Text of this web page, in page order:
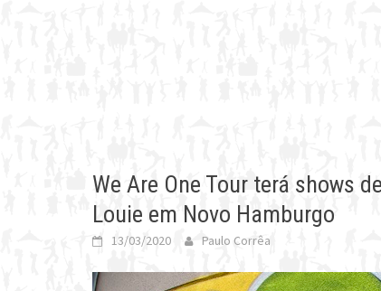
We Are One Tour terá shows
Louie em Novo Hamburgo
13/03/2020 Paulo Corrêa